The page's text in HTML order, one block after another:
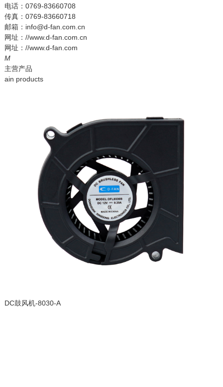
电话：0769-83660708
传真：0769-83660718
邮箱：info@d-fan.com.cn
网址：//www.d-fan.com.cn
网址：//www.d-fan.com
M
主营产品
ain products
DC鼓风机-8030-A